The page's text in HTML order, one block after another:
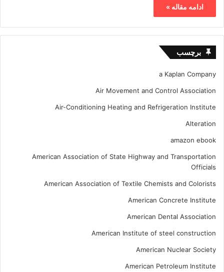
ادامه مقاله »
برچسب
a Kaplan Company
Air Movement and Control Association
Air-Conditioning Heating and Refrigeration Institute
Alteration
amazon ebook
American Association of State Highway and Transportation
Officials
American Association of Textile Chemists and Colorists
American Concrete Institute
American Dental Association
American Institute of steel construction
American Nuclear Society
American Petroleum Institute